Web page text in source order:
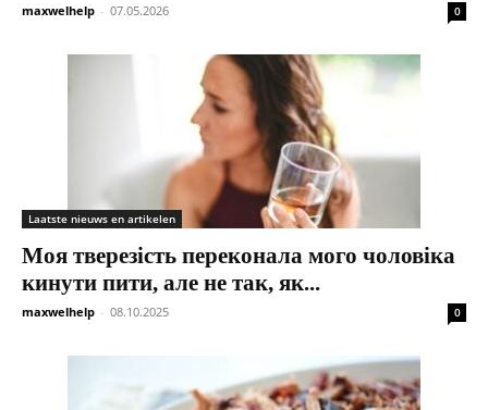
maxwelhelp - 07.05.2026 0
Laatste nieuws en artikelen
Моя тверезість переконала мого чоловіка
кинути пити, але не так, як...
maxwelhelp - 08.10.2025 0